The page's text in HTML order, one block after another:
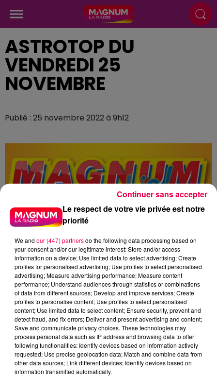
ASTROTOP DU
VENDREDI 25
NOVEMBRE
Publié : 25 novembre 2022 à 9h12
Flash infos
Crédit :Flash infos
Le respect de votre vie privée est notre
priorité
We and our (447) partnersdo the following data processing based on
your consent and/or our legitimate interest: Store and/or access
information on a device; Use limited data to select advertising; Create
profiles for personalised advertising; Use profiles to select personalised
advertising; Measure advertising performance; Measure content
performance; Understand audiences through statistics or combinations
of data from different sources; Develop and improve services; Create
profiles to personalise content; Use profiles to select personalised
content; Use limited data to select content; Ensure security, prevent and
detect fraud, and fix errors; Deliver and present advertising and content;
Save and communicate privacy choices. These technologies may
process personal data such as IP address and browsing data to offer
following functionalities: Identify devices based on information actively
requested; Use precise geolocation data; Match and combine data from
other data sources; Link different devices; Identify devices based on
information transmitted automatically.
Continuer sans accepter